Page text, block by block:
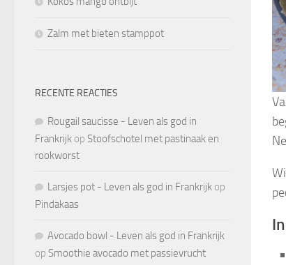
Zalm met bieten stamppot
RECENTE REACTIES
Rougail saucisse - Leven als god in
Frankrijk op Stoofschotel met pastinaak en
rookworst
Larsjes pot - Leven als god in Frankrijk op
Pindakaas
Avocado bowl - Leven als god in Frankrijk
op Smoothie avocado met passievrucht